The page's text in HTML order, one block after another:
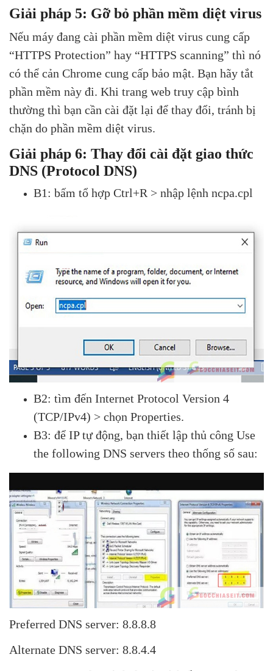
Giải pháp 5: Gỡ bỏ phần mềm diệt virus
Nếu máy đang cài phần mềm diệt virus cung cấp
“HTTPS Protection” hay “HTTPS scanning” thì nó
có thể cản Chrome cung cấp bảo mật. Bạn hãy tắt
phần mềm này đi. Khi trang web truy cập bình
thường thì bạn cần cài đặt lại để thay đổi, tránh bị
chặn do phần mềm diệt virus.
Giải pháp 6: Thay đổi cài đặt giao thức
DNS (Protocol DNS)
B1: bấm tổ hợp Ctrl+R > nhập lệnh ncpa.cpl
B2: tìm đến Internet Protocol Version 4
(TCP/IPv4) > chọn Properties.
B3: để IP tự động, bạn thiết lập thủ công Use
the following DNS servers theo thống số sau:
Preferred DNS server: 8.8.8.8
Alternate DNS server: 8.8.4.4